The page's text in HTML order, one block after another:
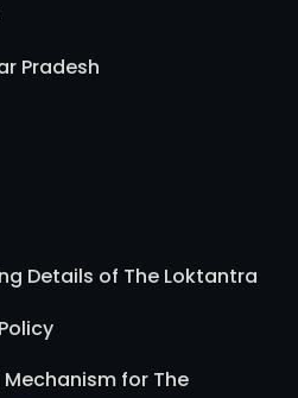
Pradesh
Details of The Loktantra
for The